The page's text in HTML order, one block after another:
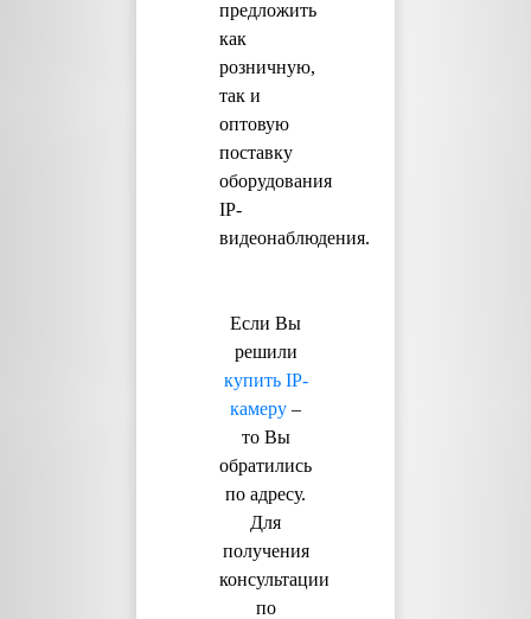
предложить
как
розничную,
так и
оптовую
поставку
оборудования
IP-
видеонаблюдения.
Если Вы
решили
купить IP-
камеру –
то Вы
обратились
по адресу.
Для
получения
консультации
по